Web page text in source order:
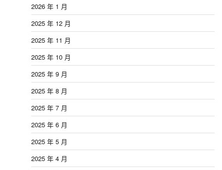
2026 年 1 月
2025 年 12 月
2025 年 11 月
2025 年 10 月
2025 年 9 月
2025 年 8 月
2025 年 7 月
2025 年 6 月
2025 年 5 月
2025 年 4 月